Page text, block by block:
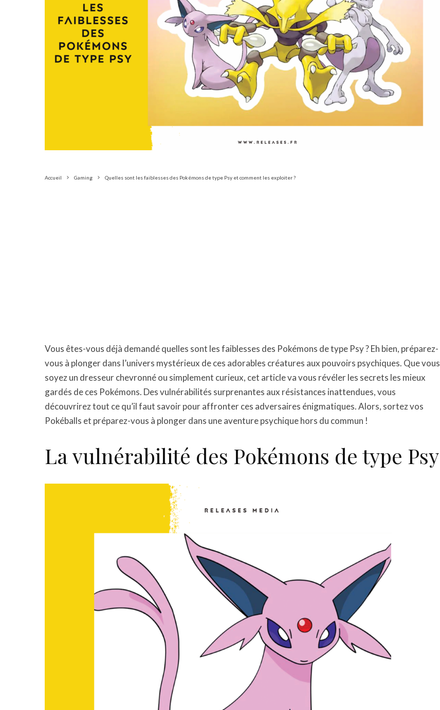
Accueil Gaming Quelles sont les faiblesses des Pokémons de type Psy et comment les exploiter ?
Vous êtes-vous déjà demandé quelles sont les faiblesses des Pokémons de type Psy ? Eh bien, préparez-
vous à plonger dans l’univers mystérieux de ces adorables créatures aux pouvoirs psychiques. Que vous
soyez un dresseur chevronné ou simplement curieux, cet article va vous révéler les secrets les mieux
gardés de ces Pokémons. Des vulnérabilités surprenantes aux résistances inattendues, vous
découvrirez tout ce qu’il faut savoir pour affronter ces adversaires énigmatiques. Alors, sortez vos
Pokéballs et préparez-vous à plonger dans une aventure psychique hors du commun !
La vulnérabilité des Pokémons de type Psy